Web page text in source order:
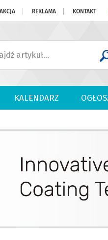
REKLAMA KONTAKT
KALENDARZ